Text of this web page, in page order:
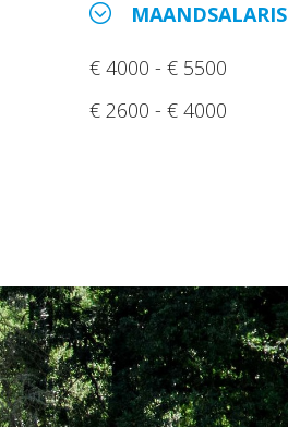
MAANDSALARIS
€ 4000 - € 5500
€ 2600 - € 4000